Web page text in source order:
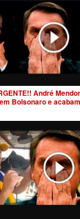
André
Bolsonaro e